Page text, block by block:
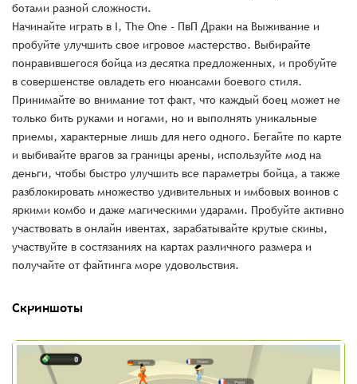
ботами разной сложности.
Начинайте играть в I, The One - ПвП Драки на Выживание и
пробуйте улучшить свое игровое мастерство. Выбирайте
понравившегося бойца из десятка предложенных, и пробуйте
в совершенстве овладеть его нюансами боевого стиля.
Принимайте во внимание тот факт, что каждый боец может не
только бить руками и ногами, но и выполнять уникальные
приемы, характерные лишь для него одного. Бегайте по карте
и выбивайте врагов за границы арены, используйте мод на
деньги, чтобы быстро улучшить все параметры бойца, а также
разблокировать множество удивительных и имбовых воинов с
яркими комбо и даже магическими ударами. Пробуйте активно
участвовать в онлайн ивентах, зарабатывайте крутые скины,
участвуйте в состязаниях на картах различного размера и
получайте от файтинга море удовольствия.
Скриншоты